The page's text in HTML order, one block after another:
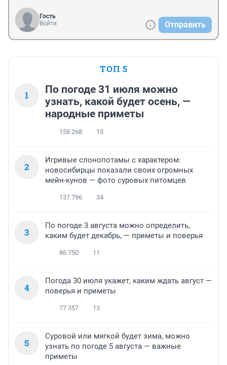
Гость
Войти
Отправить
ТОП 5
1
По погоде 31 июля можно
узнать, какой будет осень, —
народные приметы
158 268 15
2
Игривые слонопотамы с характером:
новосибирцы показали своих огромных
мейн-кунов — фото суровых питомцев
137 796 34
3
По погоде 3 августа можно определить,
каким будет декабрь, — приметы и поверья
86 750 11
4
Погода 30 июля укажет, каким ждать август —
поверья и приметы
77 357 13
5
Суровой или мягкой будет зима, можно
узнать по погоде 5 августа — важные
приметы